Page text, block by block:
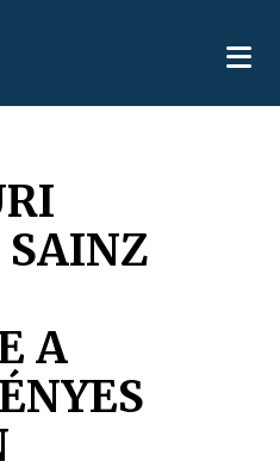
SAINZ
A